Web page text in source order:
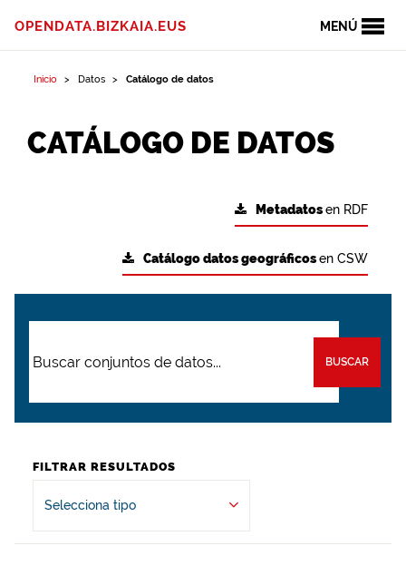
MENÚ
OPENDATA.BIZKAIA.EUS
Inicio Datos Catálogo de datos
CATÁLOGO DE DATOS
Metadatosen RDF
Catálogo datos geográficosen CSW
BUSCAR
FILTRAR RESULTADOS
Selecciona tipo